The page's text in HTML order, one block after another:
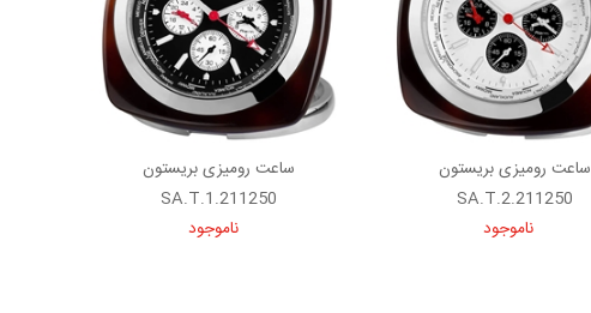
ساعت رومیزی بریستون
211250.SA.T.2
ناموجود
ساعت رومیزی بریستون
211250.SA.T.1
ناموجود